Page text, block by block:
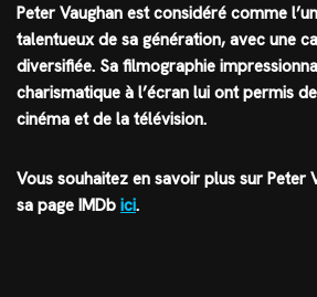
Peter Vaughan est considéré comme
talentueux de sa génération, avec une
diversifiée. Sa filmographie
charismatique à l’écran lui ont permis
cinéma et de la télévision.
Vous souhaitez en savoir plus sur Peter
sa page IMDb ici.